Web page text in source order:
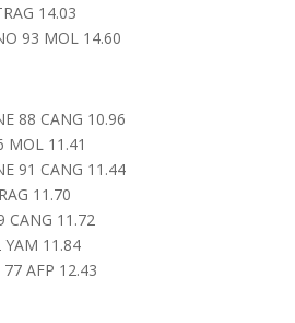
14.03
93 MOL 14.60
88 CANG 10.96
MOL 11.41
91 CANG 11.44
11.70
CANG 11.72
YAM 11.84
AFP 12.43